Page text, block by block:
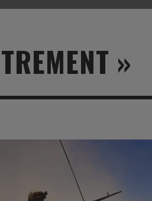
AIR
MER
ARMÉES ÉTRANGÈRES
FORMATION/ ENTRAÎNEMENT
SURVIE
SÉCURITÉ PRIVÉE
INDUSTRIES
DEFENSE
SECURITY
»